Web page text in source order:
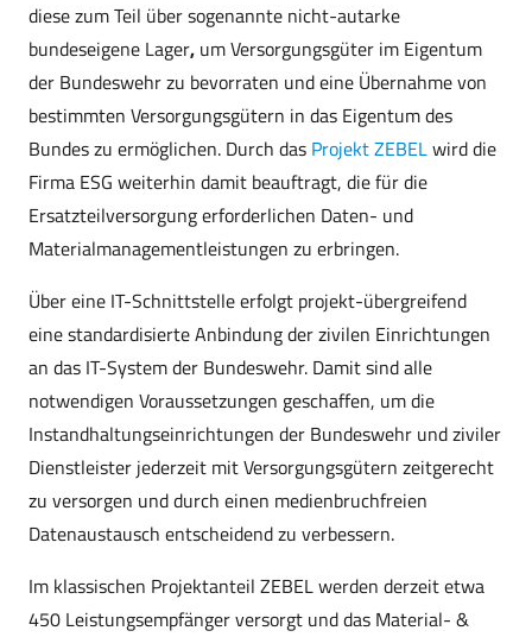
diese zum Teil über sogenannte nicht-autarke
bundeseigene Lager, um Versorgungsgüter im Eigentum
der Bundeswehr zu bevorraten und eine Übernahme von
bestimmten Versorgungsgütern in das Eigentum des
Bundes zu ermöglichen. Durch das Projekt ZEBELwird die
Firma ESG weiterhin damit beauftragt, die für die
Ersatzteilversorgung erforderlichen Daten- und
Materialmanagementleistungen zu erbringen.
Über eine IT-Schnittstelle erfolgt projekt-übergreifend
eine standardisierte Anbindung der zivilen Einrichtungen
an das IT-System der Bundeswehr. Damit sind alle
notwendigen Voraussetzungen geschaffen, um die
Instandhaltungseinrichtungen der Bundeswehr und ziviler
Dienstleister jederzeit mit Versorgungsgütern zeitgerecht
zu versorgen und durch einen medienbruchfreien
Datenaustausch entscheidend zu verbessern.
Im klassischen Projektanteil ZEBEL werden derzeit etwa
450 Leistungsempfänger versorgt und das Material- &